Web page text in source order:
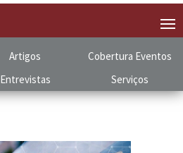
Artigos Cobertura Eventos
Entrevistas Serviços